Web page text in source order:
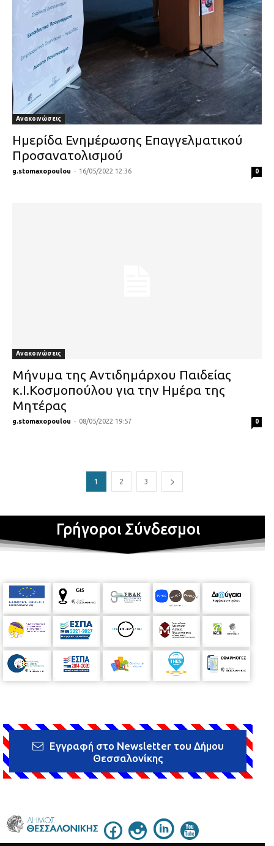
Ανακοινώσεις
Ημερίδα Ενημέρωσης Επαγγελματικού
Προσανατολισμού
g.stomaxopoulou - 16/05/2022 12:36 0
Ανακοινώσεις
Μήνυμα της Αντιδημάρχου Παιδείας
κ.Ι.Κοσμοπούλου για την Ημέρα της
Μητέρας
g.stomaxopoulou - 08/05/2022 19:57 0
1 2 3
Γρήγοροι Σύνδεσμοι
Εγγραφή στο Newsletter του Δήμου
Θεσσαλονίκης